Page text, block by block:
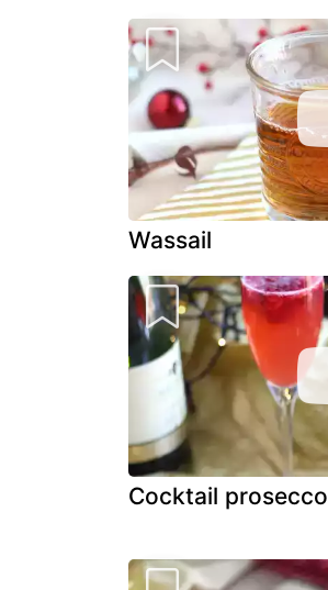
Wassail
Cocktail prosecco